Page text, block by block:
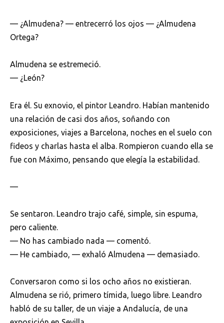
— ¿Almudena? — entrecerró los ojos — ¿Almudena
Ortega?
Almudena se estremeció.
— ¿León?
Era él. Su exnovio, el pintor Leandro. Habían mantenido
una relación de casi dos años, soñando con
exposiciones, viajes a Barcelona, noches en el suelo con
fideos y charlas hasta el alba. Rompieron cuando ella se
fue con Máximo, pensando que elegía la estabilidad.
—
Se sentaron. Leandro trajo café, simple, sin espuma,
pero caliente.
— No has cambiado nada — comentó.
— He cambiado, — exhaló Almudena — demasiado.
Conversaron como si los ocho años no existieran.
Almudena se rió, primero tímida, luego libre. Leandro
habló de su taller, de un viaje a Andalucía, de una